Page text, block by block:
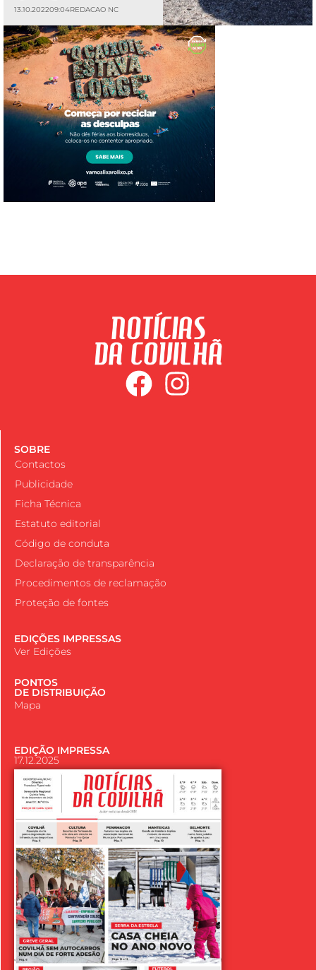
13.10.202209:04REDACAO NC
SOBRE
Contactos
Publicidade
Ficha Técnica
Estatuto editorial
Código de conduta
Declaração de transparência
Procedimentos de reclamação
Proteção de fontes
EDIÇÕES IMPRESSAS
Ver Edições
PONTOS
DE DISTRIBUIÇÃO
Mapa
EDIÇÃO IMPRESSA
17.12.2025